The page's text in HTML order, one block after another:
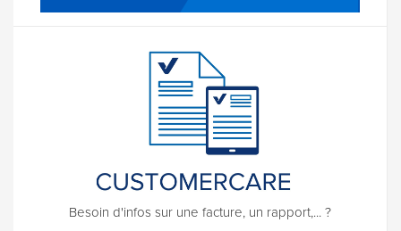
Besoin d'infos sur une facture, un rapport,... ?